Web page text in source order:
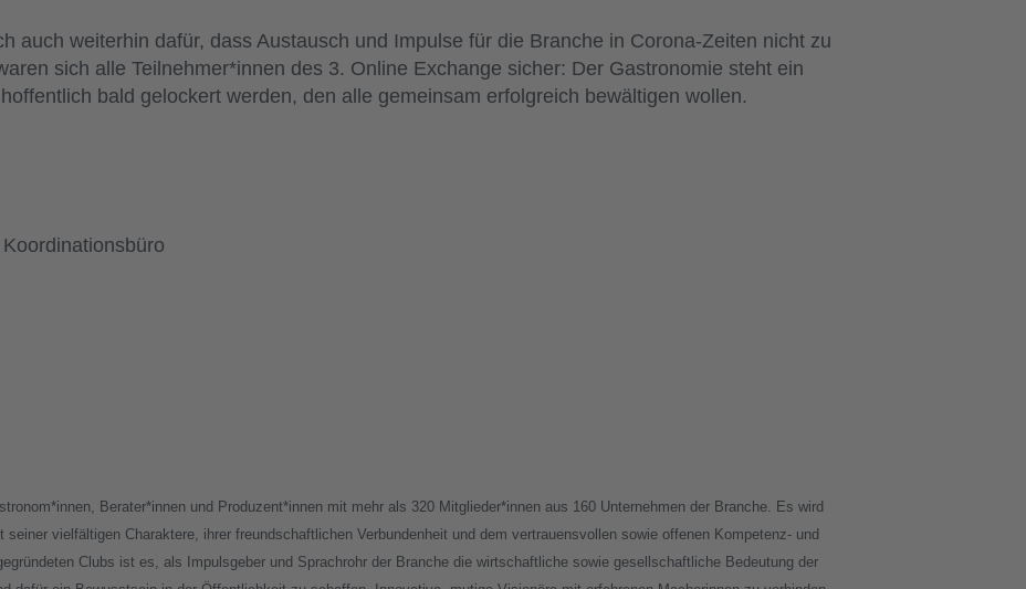
auch weiterhin dafür, dass Austausch und Impulse für die Branche in Corona-Zeiten nicht zu
sich alle Teilnehmer*innen des 3. Online Exchange sicher: Der Gastronomie steht ein
bald gelockert werden, den alle gemeinsam erfolgreich bewältigen wollen.
Berater*innen und Produzent*innen mit mehr als 320 Mitglieder*innen aus 160 Unternehmen der Branche. Es wird
vielfältigen Charaktere, ihrer freundschaftlichen Verbundenheit und dem vertrauensvollen sowie offenen Kompetenz- und
Clubs ist es, als Impulsgeber und Sprachrohr der Branche die wirtschaftliche sowie gesellschaftliche Bedeutung der